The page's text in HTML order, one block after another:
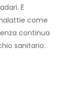
È
come
continua
sanitario.